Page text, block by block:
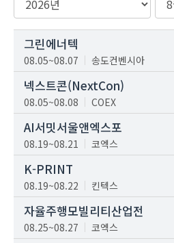
그린에너텍
08.05~08.07 송도컨벤시아
넥스트콘(NextCon)
08.05~08.08 COEX
AI서밋서울앤엑스포
08.19~08.21 코엑스
K-PRINT
08.19~08.22 킨텍스
자율주행모빌리티산업전
08.25~08.27 코엑스